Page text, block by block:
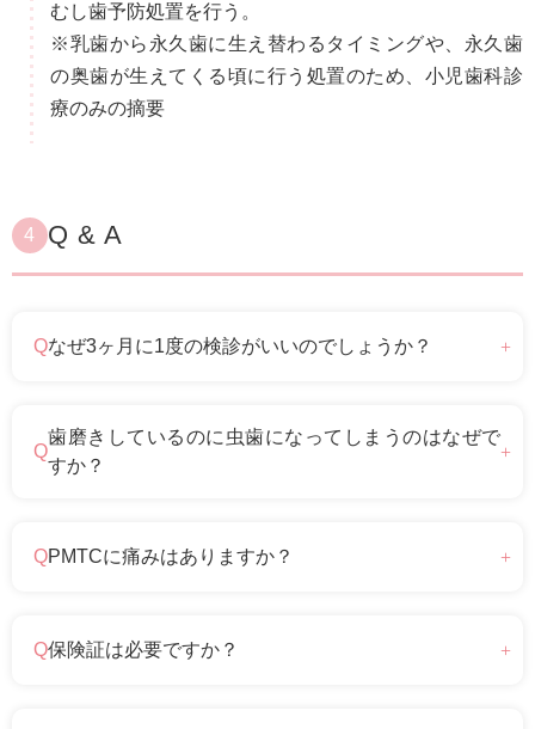
むし歯予防処置を行う。
※乳歯から永久歯に生え替わるタイミングや、永久歯
の奥歯が生えてくる頃に行う処置のため、小児歯科診
療のみの摘要
4 Q & A
なぜ3ヶ月に1度の検診がいいのでしょうか？
歯磨きしているのに虫歯になってしまうのはなぜで
すか？
PMTCに痛みはありますか？
保険証は必要ですか？